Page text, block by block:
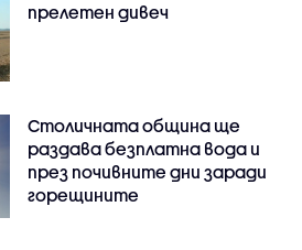
прелетен дивеч
Столичната община ще
раздава безплатна вода и
през почивните дни заради
горещините